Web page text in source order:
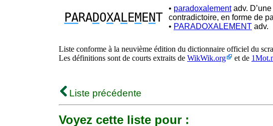
PARADOXALEM ENT
• paradoxalementadv.
contradictoire, en forme de
• PARADOXALEMENT adv.
Liste conforme à la neuvième édition du dictionnaire officiel du
Les définitions sont de courts extraits de WikWik.org et de
Liste précédente
Voyez cette liste pour :